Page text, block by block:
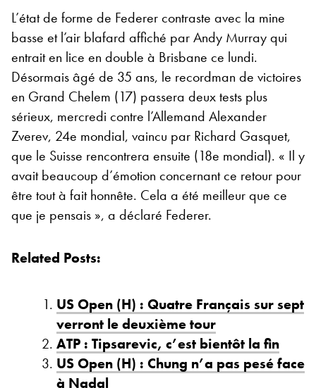
L’état de forme de Federer contraste avec la mine
basse et l’air blafard affiché par Andy Murray qui
entrait en lice en double à Brisbane ce lundi.
Désormais âgé de 35 ans, le recordman de victoires
en Grand Chelem (17) passera deux tests plus
sérieux, mercredi contre l’Allemand Alexander
Zverev, 24e mondial, vaincu par Richard Gasquet,
que le Suisse rencontrera ensuite (18e mondial). « Il y
avait beaucoup d’émotion concernant ce retour pour
être tout à fait honnête. Cela a été meilleur que ce
que je pensais », a déclaré Federer.
Related Posts:
US Open (H) : Quatre Français sur sept
verront le deuxième tour
ATP : Tipsarevic, c’est bientôt la fin
US Open (H) : Chung n’a pas pesé face
à Nadal